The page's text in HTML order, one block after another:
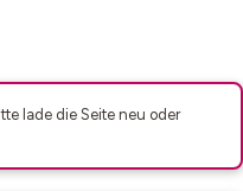
lade die Seite neu oder